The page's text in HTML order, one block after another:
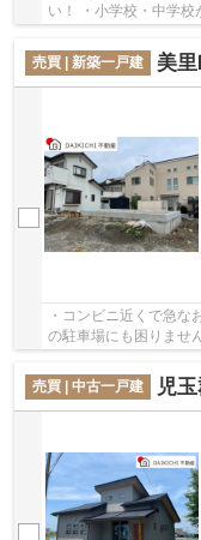
い！ ・小学校・中学校
食洗機・浴室乾燥機付
売買 | 新築一戸建
美里町
・コンビニ近くで急な
の駐車場にも困りませ
部屋！ 「今から見
売買 | 中古一戸建
児